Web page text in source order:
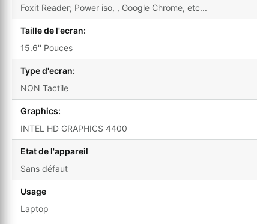
Foxit Reader; Power iso, , Google Chrome, etc...
Taille de l'ecran:
15.6'' Pouces
Type d'ecran:
NON Tactile
Graphics:
INTEL HD GRAPHICS 4400
Etat de l'appareil
Sans défaut
Usage
Laptop